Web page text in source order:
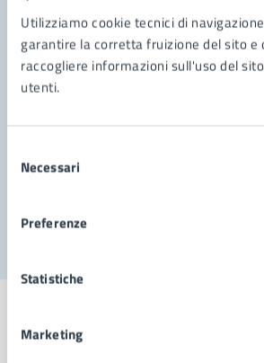
Utilizziamo cookie tecnici di
garantire la corretta fruizione del sito e
raccogliere informazioni sull'uso del
utenti.
delNecessari
Preferenze
Statistiche
Marketing
Leggi le domande frequenti
Problemi in città